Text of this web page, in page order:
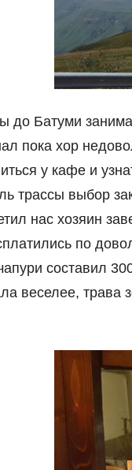
до Батуми
пока хор
у кафе и
трассы выбор
нас хозяин
по
составил
веселее, трава